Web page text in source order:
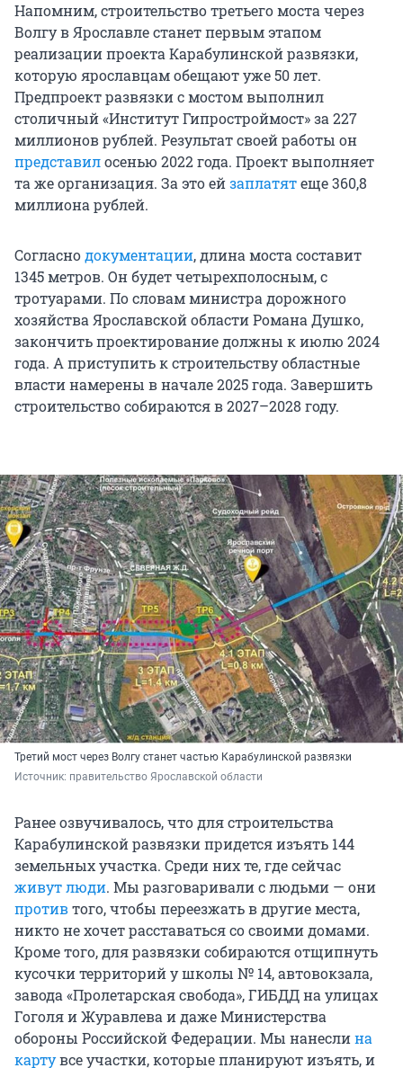
Напомним, строительство третьего моста через
Волгу в Ярославле станет первым этапом
реализации проекта Карабулинской развязки,
которую ярославцам обещают уже 50 лет.
Предпроект развязки с мостом выполнил
столичный «Институт Гипростроймост» за 227
миллионов рублей. Результат своей работы он
представилосенью 2022 года. Проект выполняет
та же организация. За это ейзаплатятеще 360,8
миллиона рублей.
Согласнодокументации, длина моста составит
1345 метров. Он будет четырехполосным, с
тротуарами. По словам министра дорожного
хозяйства Ярославской области Романа Душко,
закончить проектирование должны к июлю 2024
года. А приступить к строительству областные
власти намерены в начале 2025 года. Завершить
строительство собираются в 2027–2028 году.
Третий мост через Волгу станет частью Карабулинской развязки
Источник: правительство Ярославской области
Ранее озвучивалось, что для строительства
Карабулинской развязки придется изъять 144
земельных участка. Среди них те, где сейчас
живут люди. Мы разговаривали с людьми — они
противтого, чтобы переезжать в другие места,
никто не хочет расставаться со своими домами.
Кроме того, для развязки собираются отщипнуть
кусочки территорий у школы № 14, автовокзала,
завода «Пролетарская свобода», ГИБДД на улицах
Гоголя и Журавлева и даже Министерства
обороны Российской Федерации. Мы нанеслина
картувсе участки, которые планируют изъять, и